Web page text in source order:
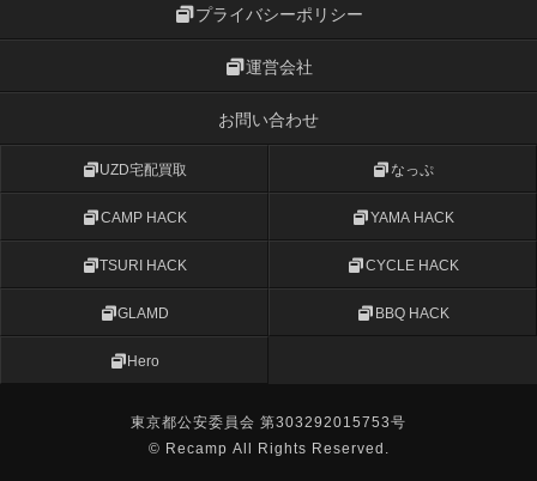
プライバシーポリシー
運営会社
お問い合わせ
UZD宅配買取 なっぷ
CAMP HACK YAMA HACK
TSURI HACK CYCLE HACK
GLAMD BBQ HACK
Hero
東京都公安委員会 第303292015753号
© Recamp All Rights Reserved.